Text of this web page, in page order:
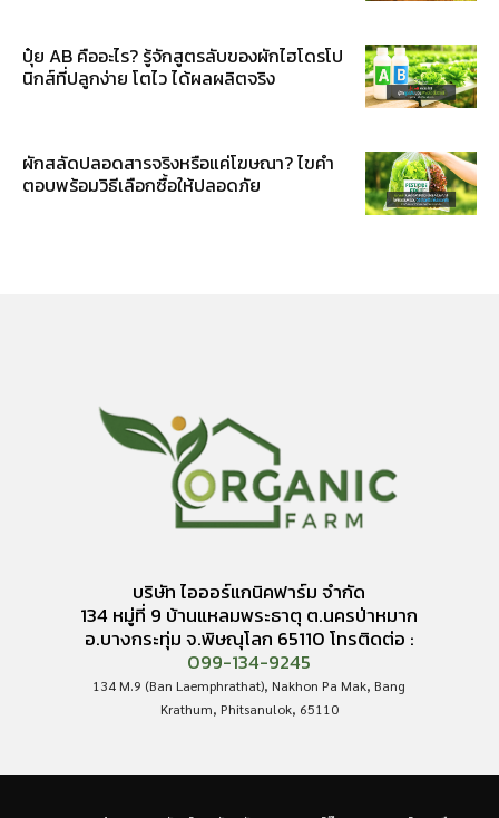
ปุ๋ย AB คืออะไร? รู้จักสูตรลับของผักไฮโดรโป
นิกส์ที่ปลูกง่าย โตไว ได้ผลผลิตจริง
ผักสลัดปลอดสารจริงหรือแค่โฆษณา? ไขคำ
ตอบพร้อมวิธีเลือกซื้อให้ปลอดภัย
บริษัท ไอออร์แกนิคฟาร์ม จำกัด
134 หมู่ที่ 9 บ้านแหลมพระธาตุ ต.นครป่าหมาก
อ.บางกระทุ่ม จ.พิษณุโลก 65110 โทรติดต่อ :
099-134-9245
134 M.9 (Ban Laemphrathat), Nakhon Pa Mak, Bang
Krathum, Phitsanulok, 65110